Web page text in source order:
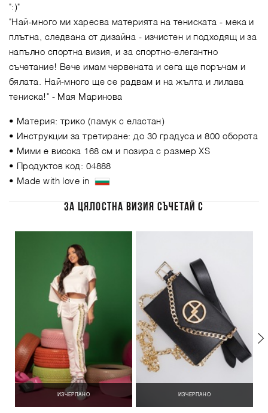
":)"
"Най-много ми харесва материята на тениската - мека и
плътна, следвана от дизайна - изчистен и подходящ и за
напълно спортна визия, и за спортно-елегантно
съчетание! Вече имам червената и сега ще поръчам и
бялата. Най-много ще се радвам и на жълта и лилава
тениска!" - Мая Маринова
• Материя: трико (памук с еластан)
• Инструкции за третиране: до 30 градуса и 800 оборота
• Мими е висока 168 см и позира с размер XS
• Продуктов код: 04888
• Made with love in
ЗА ЦЯЛОСТНА ВИЗИЯ СЪЧЕТАЙ С
ИЗЧЕРПАНО ИЗЧЕРПАНО